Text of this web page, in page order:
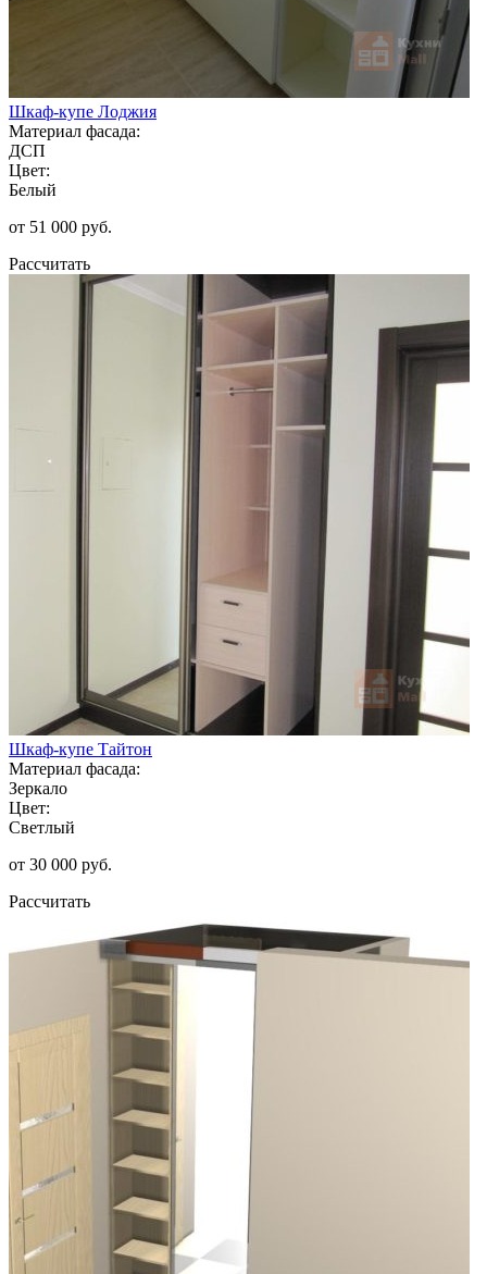
Шкаф-купе Лоджия
Материал фасада:
ДСП
Цвет:
Белый
от 51 000 руб.
Рассчитать
Шкаф-купе Тайтон
Материал фасада:
Зеркало
Цвет:
Светлый
от 30 000 руб.
Рассчитать